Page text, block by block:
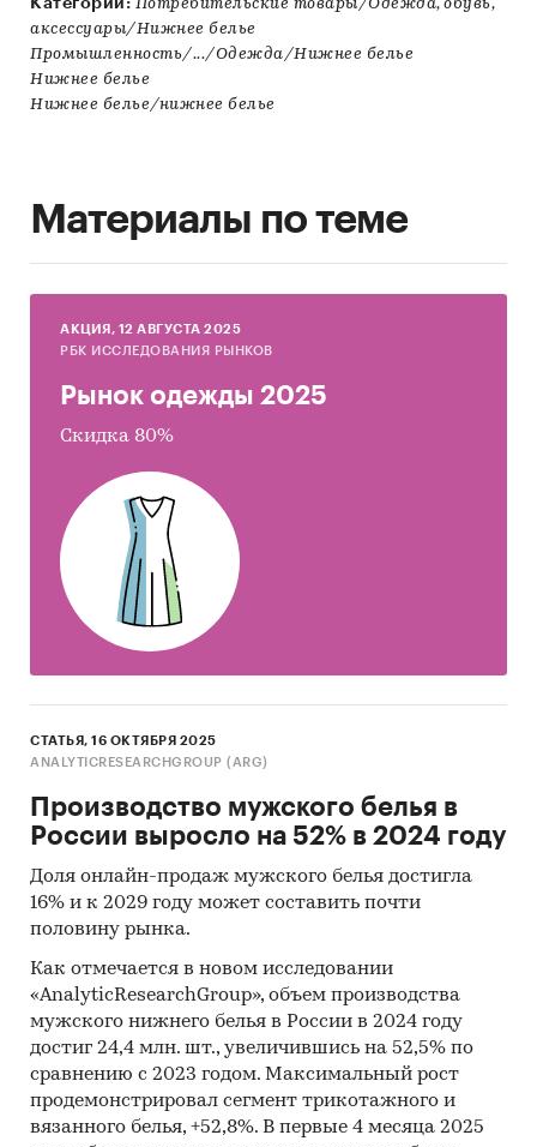
Потребительские товары/Одежда, обувь,
аксессуары/Нижнее белье
Промышленность/.../Одежда/Нижнее белье
Нижнее белье
Нижнее белье/нижнее белье
Материалы по теме
AКЦИЯ, 12 АВГУСТА 2025
РБК ИССЛЕДОВАНИЯ РЫНКОВ
Рынок одежды 2025
Скидка 80%
СТАТЬЯ, 16 ОКТЯБРЯ 2025
ANALYTICRESEARCHGROUP (ARG)
Производство мужского белья в
России выросло на 52% в 2024 году
Доля онлайн-продаж мужского белья достигла
16% и к 2029 году может составить почти
половину рынка.
Как отмечается в новом исследовании
«AnalyticResearchGroup», объем производства
мужского нижнего белья в России в 2024 году
достиг 24,4 млн. шт., увеличившись на 52,5% по
сравнению с 2023 годом. Максимальный рост
продемонстрировал сегмент трикотажного и
вязанного белья, +52,8%. В первые 4 месяца 2025